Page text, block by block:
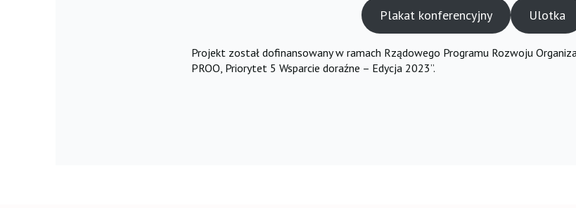
Plakat konferencyjny Ulotka
Projekt został dofinansowany w ramach Rządowego Programu Rozwoju
PROO, Priorytet 5 Wsparcie doraźne – Edycja 2023”.